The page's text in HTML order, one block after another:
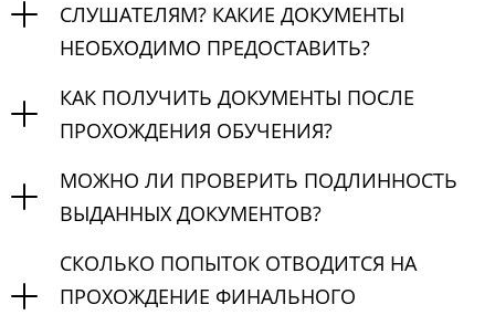
СЛУШАТЕЛЯМ? КАКИЕ ДОКУМЕНТЫ
НЕОБХОДИМО ПРЕДОСТАВИТЬ?
КАК ПОЛУЧИТЬ ДОКУМЕНТЫ ПОСЛЕ
ПРОХОЖДЕНИЯ ОБУЧЕНИЯ?
МОЖНО ЛИ ПРОВЕРИТЬ ПОДЛИННОСТЬ
ВЫДАННЫХ ДОКУМЕНТОВ?
СКОЛЬКО ПОПЫТОК ОТВОДИТСЯ НА
ПРОХОЖДЕНИЕ ФИНАЛЬНОГО